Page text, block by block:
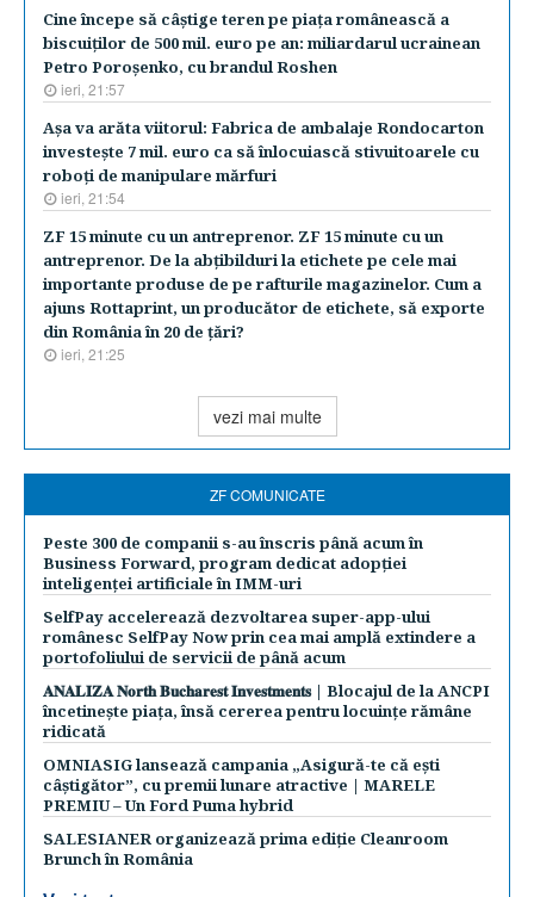
Cine începe să câştige teren pe piaţa românească a
biscuiţilor de 500 mil. euro pe an: miliardarul ucrainean
Petro Poroşenko, cu brandul Roshen
ieri, 21:57
Aşa va arăta viitorul: Fabrica de ambalaje Rondocarton
investeşte 7 mil. euro ca să înlocuiască stivuitoarele cu
roboţi de manipulare mărfuri
ieri, 21:54
ZF 15 minute cu un antreprenor. ZF 15 minute cu un
antreprenor. De la abţibilduri la etichete pe cele mai
importante produse de pe rafturile magazinelor. Cum a
ajuns Rottaprint, un producător de etichete, să exporte
din România în 20 de ţări?
ieri, 21:25
vezi mai multe
ZF COMUNICATE
Peste 300 de companii s-au înscris până acum în
Business Forward, program dedicat adopției
inteligenței artificiale în IMM-uri
SelfPay accelerează dezvoltarea super-app-ului
românesc SelfPay Now prin cea mai amplă extindere a
portofoliului de servicii de până acum
𝐀𝐍𝐀𝐋𝐈𝐙𝐀 𝐍𝐨𝐫𝐭𝐡 𝐁𝐮𝐜𝐡𝐚𝐫𝐞𝐬𝐭 𝐈𝐧𝐯𝐞𝐬𝐭𝐦𝐞𝐧𝐭𝐬 | Blocajul de la ANCPI
încetinește piața, însă cererea pentru locuințe rămâne
ridicată
OMNIASIG lansează campania „Asigură-te că ești
câștigător”, cu premii lunare atractive | MARELE
PREMIU – Un Ford Puma hybrid
SALESIANER organizează prima ediție Cleanroom
Brunch în România